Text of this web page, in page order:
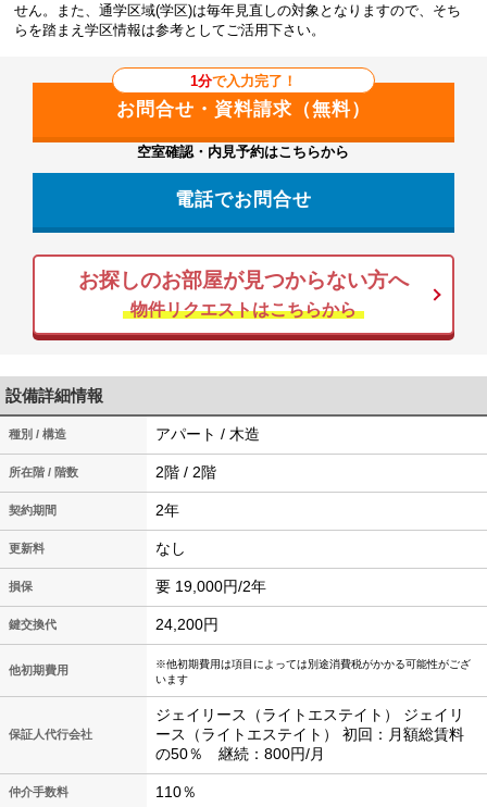
せん。また、通学区域(学区)は毎年見直しの対象となりますので、そち
らを踏まえ学区情報は参考としてご活用下さい。
1分で入力完了！
空室確認・内見予約はこちらから
電話でお問合せ
お探しのお部屋が見つからない方へ
物件リクエストはこちらから
設備詳細情報
種別 / 構造 アパート / 木造
所在階 / 階数 2階 / 2階
契約期間 2年
更新料 なし
損保 要 19,000円/2年
鍵交換代 24,200円
他初期費用
※他初期費用は項目によっては別途消費税がかかる可能性がござ
います
保証人代行会社
ジェイリース（ライトエステイト） ジェイリ
ース（ライトエステイト） 初回：月額総賃料
の50％ 継続：800円/月
仲介手数料 110％